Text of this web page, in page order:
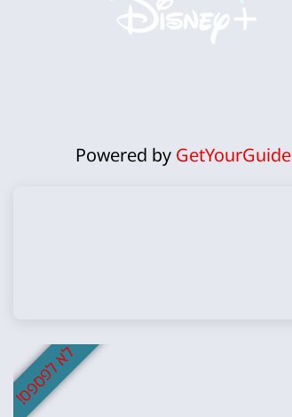
Powered by GetYourGuide
לא לפספס!